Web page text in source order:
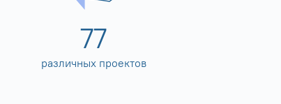
80
различных проектов